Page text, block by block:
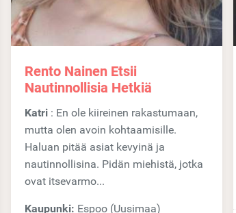
Rento Nainen Etsii
Nautinnollisia Hetkiä
Katri : En ole kiireinen rakastumaan,
mutta olen avoin kohtaamisille.
Haluan pitää asiat kevyinä ja
nautinnollisina. Pidän miehistä, jotka
ovat itsevarmo...
Kaupunki: Espoo (Uusimaa)